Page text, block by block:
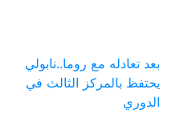
بعد تعادله مع روما..نابولي
يحتفظ بالمركز الثالث في
الدوري